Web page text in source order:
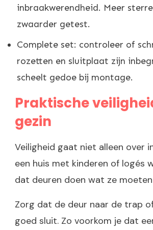
inbraakwerendheid. Meer
zwaarder getest.
Complete set: controleer of
rozetten en sluitplaat zijn
scheelt gedoe bij montage.
Praktische
gezin
Veiligheid gaat niet alleen over
een huis met kinderen of logés
dat deuren doen wat ze
Zorg dat de deur naar de trap
goed sluit. Zo voorkom je dat